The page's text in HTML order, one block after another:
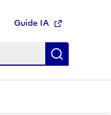
Guide IA
Ouvre une nouvelle